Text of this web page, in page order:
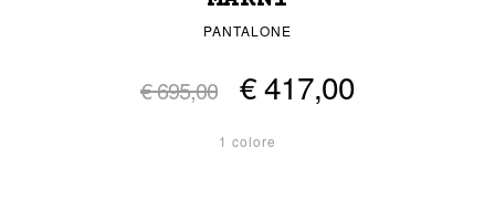
PANTALONE
€ 695,00 € 417,00
1 colore